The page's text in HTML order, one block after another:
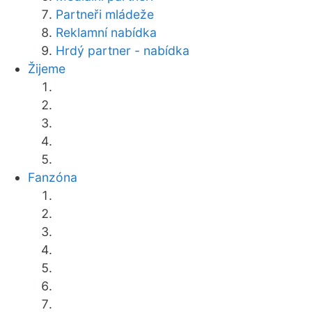
Partneři mládeže
Reklamní nabídka
Hrdý partner - nabídka
Žijeme
Fanzóna